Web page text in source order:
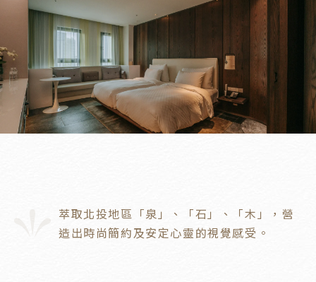
萃取北投地區「泉」、「石」、「木」，營
造出時尚簡約及安定心靈的視覺感受。